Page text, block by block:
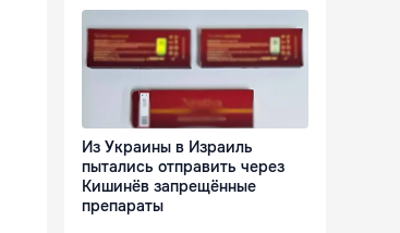
Из Украины в Израиль
пытались отправить через
Кишинёв запрещённые
препараты